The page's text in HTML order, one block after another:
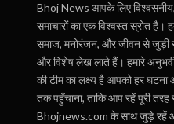
Bhoj News आपके लिए विश्वसनीय,
समाचारों का एक विश्वस्त स्रोत है।
समाज, मनोरंजन, और जीवन से जुड़ी
और विशेष लेख लाते हैं। हमारे
की टीम का लक्ष्य है आपको हर घटना
तक पहुँचाना, ताकि आप रहें पूरी
Bhojnews.com के साथ जुड़े रहें